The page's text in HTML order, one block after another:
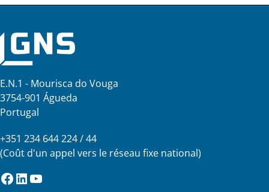
E.N.1 - Mourisca do Vouga
3754-901 Águeda
Portugal
+351 234 644 224 / 44
(Coût d'un appel vers le réseau fixe national)
Facebook
LinkedIn
YouTube